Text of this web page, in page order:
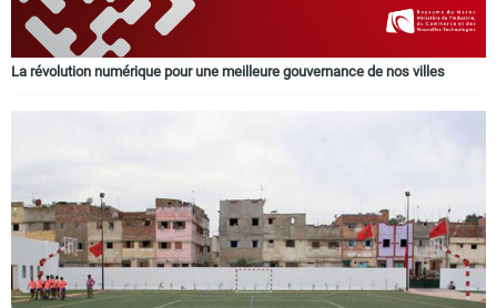
La révolution numérique pour une meilleure gouvernance de nos villes